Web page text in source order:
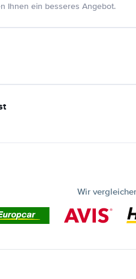
Ihnen ein besseres Angebot.
Wir